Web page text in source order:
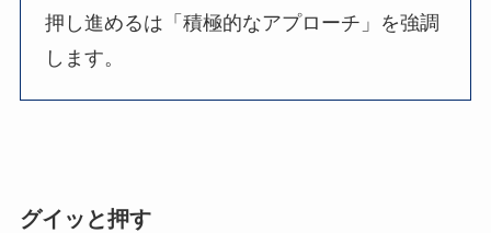
押し進めるは「積極的なアプローチ」を強調
します。
グイッと押す